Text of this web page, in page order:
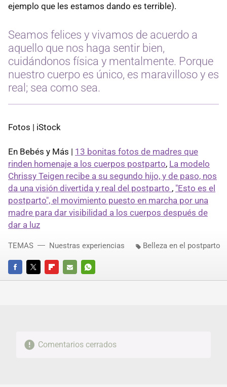
ejemplo que les estamos dando es terrible).
Seamos felices y vivamos de acuerdo a
aquello que nos haga sentir bien,
cuidándonos física y mentalmente. Porque
nuestro cuerpo es único, es maravilloso y es
real; sea como sea.
Fotos | iStock
En Bebés y Más | 13 bonitas fotos de madres que
rinden homenaje a los cuerpos postparto, La modelo
Chrissy Teigen recibe a su segundo hijo, y de paso, nos
da una visión divertida y real del postparto , "Esto es el
postparto", el movimiento puesto en marcha por una
madre para dar visibilidad a los cuerpos después de
dar a luz
FACEBOOKTWITTERFLIPBOARD
E-
WHATSAPP
TEMAS Nuestras experiencias Belleza en el postparto
Comentarios cerrados